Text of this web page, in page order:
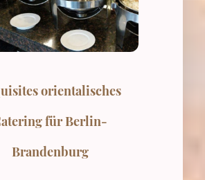
orientalisches
für Berlin-
Brandenburg